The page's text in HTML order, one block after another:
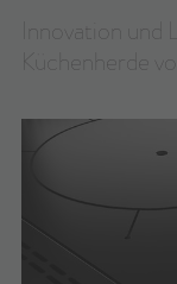
Innovation
Küchenherde